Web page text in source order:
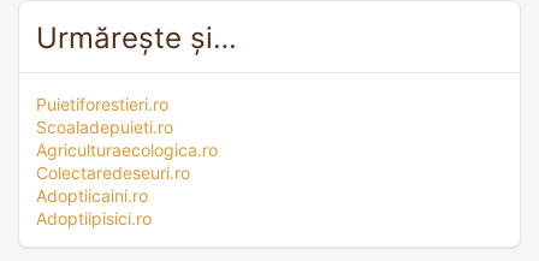
Urmărește și…
Puietiforestieri.ro
Scoaladepuieti.ro
Agriculturaecologica.ro
Colectaredeseuri.ro
Adoptiicaini.ro
Adoptiipisici.ro